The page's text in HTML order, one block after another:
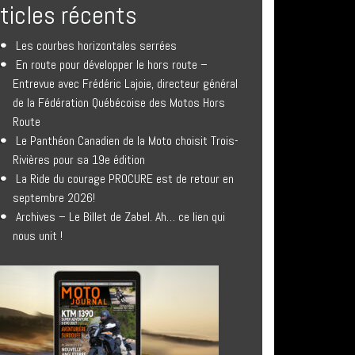
récents
Les courbes horizontales serrées
En route pour développer le hors route –
Entrevue avec Frédéric Lajoie, directeur général
de la Fédération Québécoise des Motos Hors
Route
Le Panthéon Canadien de la Moto choisit Trois-
Rivières pour sa 19e édition
La Ride du courage PROCURE est de retour en
septembre 2026!
Archives – Le Billet de Zabel. Ah… ce lien qui
nous unit !